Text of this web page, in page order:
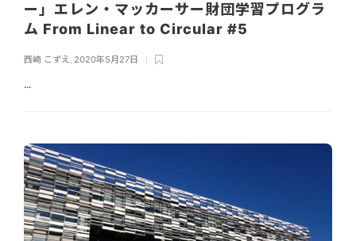
ー」エレン・マッカーサー財団学習プログラ
ム From Linear to Circular #5
西崎 こずえ, 2020年5月27日
...